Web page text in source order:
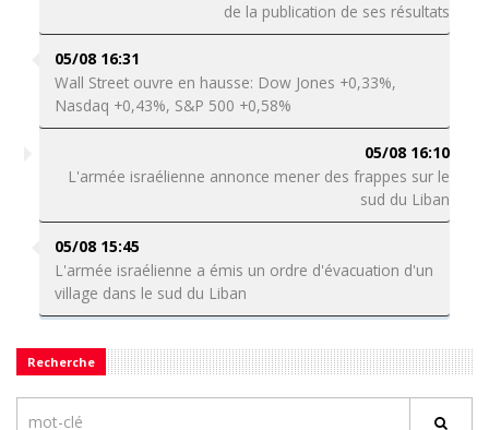
de la publication de ses résultats
05/08 16:31
Wall Street ouvre en hausse: Dow Jones +0,33%,
Nasdaq +0,43%, S&P 500 +0,58%
05/08 16:10
L'armée israélienne annonce mener des frappes sur le
sud du Liban
05/08 15:45
L'armée israélienne a émis un ordre d'évacuation d'un
village dans le sud du Liban
Recherche